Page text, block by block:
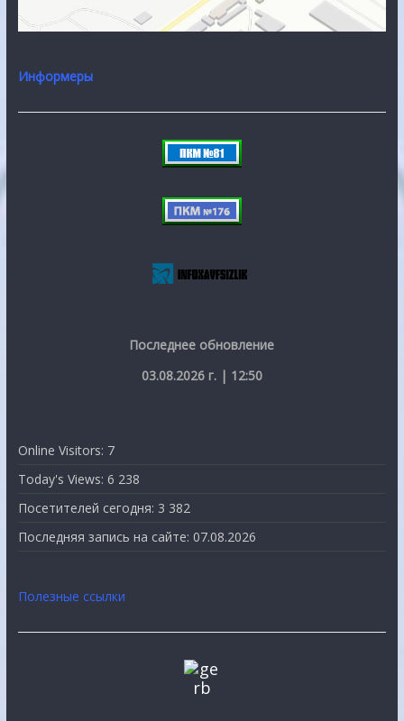
Информеры
Последнее обновление
03.08.2026 г. | 12:50
Online Visitors: 7
Today's Views: 6 238
Посетителей сегодня: 3 382
Последняя запись на сайте: 07.08.2026
Полезные ссылки